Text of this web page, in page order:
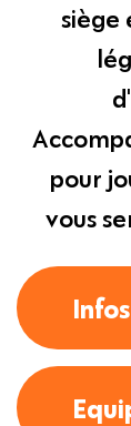
siège
pour
vous